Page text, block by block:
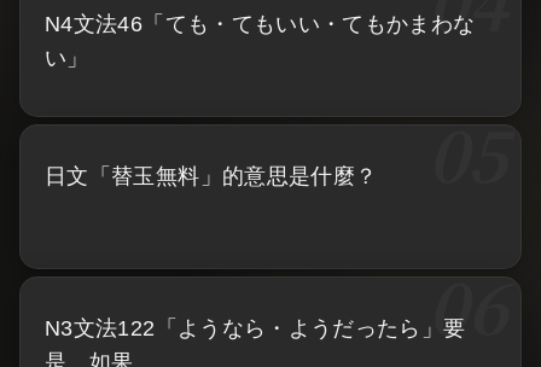
N4文法46「ても・てもいい・てもかまわな
い」
日文「替玉無料」的意思是什麼？
N3文法122「ようなら・ようだったら」要
是、如果